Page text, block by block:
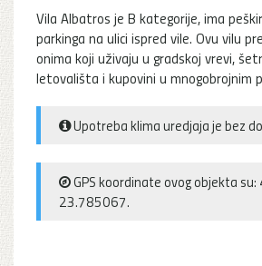
Vila Albatros je B kategorije, ima
parkinga na ulici ispred vile. Ovu vilu
onima koji uživaju u gradskoj vrevi,
letovališta i kupovini u mnogobrojnim
Upotreba klima uredjaja je bez
GPS koordinate ovog objekta
23.785067.